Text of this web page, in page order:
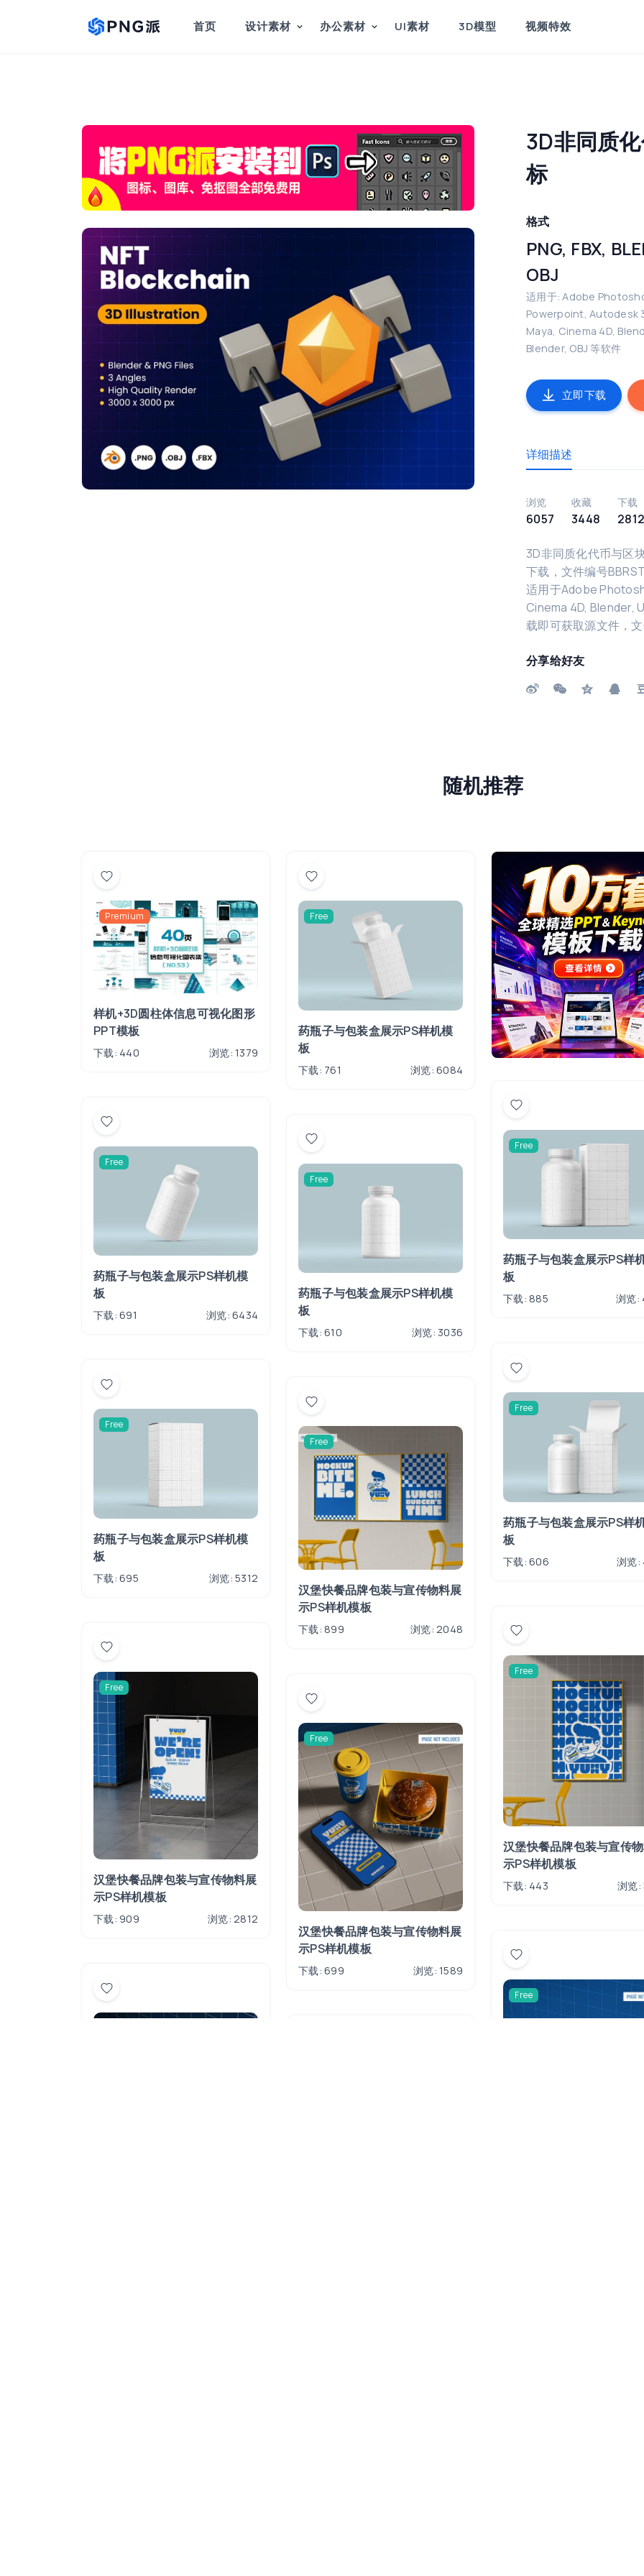
首页 设计素材 办公素材 UI素材 3D模型 视频特效
3D非同质
标
格式
PNG, FBX,
OBJ
适用于: Adobe
Powerpoint, Autodesk
Maya, Cinema 4D,
Blender, OBJ 等软件
立即下载
详细描述
浏览
6057
收藏
3448
下载
2812
3D非同质化代币与区
下载，文件编号
适用于Adobe
Cinema 4D, Blender,
载即可获取源文件，
分享给好友
随机推荐
Premium
样机+3D圆柱体信息可视化图形
PPT模板
下载: 440 浏览: 1379
Free
药瓶子与包装盒展示PS样机模
板
下载: 761 浏览: 6084
Free
药瓶子与包装盒展示PS样
板
下载: 885 浏览:
Free
药瓶子与包装盒展示PS样机模
板
下载: 691 浏览: 6434
Free
药瓶子与包装盒展示PS样机模
板
下载: 610 浏览: 3036
Free
药瓶子与包装盒展示PS样
板
下载: 606 浏览:
Free
药瓶子与包装盒展示PS样机模
板
下载: 695 浏览: 5312
Free
汉堡快餐品牌包装与宣传物料展
示PS样机模板
下载: 899 浏览: 2048
Free
汉堡快餐品牌包装与宣传
示PS样机模板
下载: 443 浏览:
Free
汉堡快餐品牌包装与宣传物料展
示PS样机模板
下载: 909 浏览: 2812
Free
汉堡快餐品牌包装与宣传物料展
示PS样机模板
下载: 699 浏览: 1589
Free